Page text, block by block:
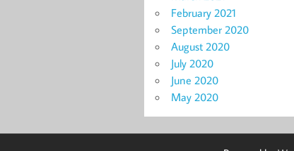
February 2021
September 2020
August 2020
July 2020
June 2020
May 2020